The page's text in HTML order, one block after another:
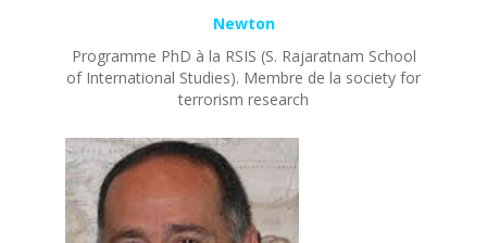
Newton
Programme PhD à la RSIS (S. Rajaratnam School
of International Studies). Membre de la society for
terrorism research